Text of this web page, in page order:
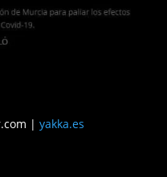
| yakka.es